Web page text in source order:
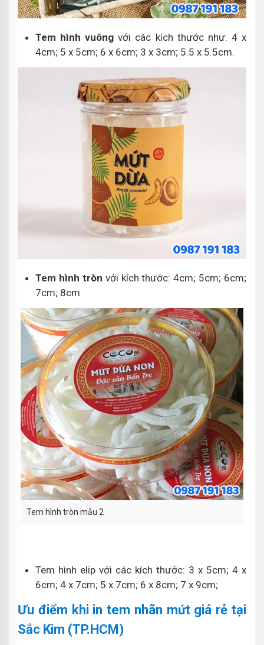
Tem hình vuông với các kích thước như: 4 x
4cm; 5 x 5cm; 6 x 6cm; 3 x 3cm; 5.5 x 5.5cm.
Tem hình tròn với kích thước: 4cm; 5cm; 6cm;
7cm; 8cm
Tem hình tròn mẫu 2
Tem hình elip với các kích thước: 3 x 5cm; 4 x
6cm; 4 x 7cm; 5 x 7cm; 6 x 8cm; 7 x 9cm;
Ưu điểm khi in tem nhãn mứt giá rẻ tại
Sắc Kim (TP.HCM)